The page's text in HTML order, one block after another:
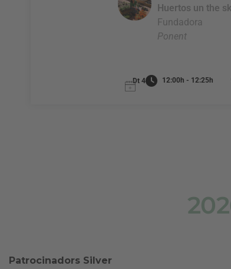
Huertos un the
Fundadora
Ponent
Dt 4 12:00h - 12:25h
Patrocinadors Silver